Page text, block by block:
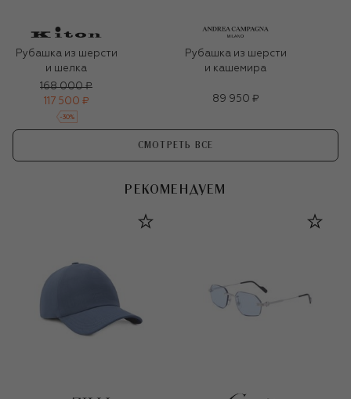
Рубашка из шерсти
и шелка
168 000 ₽
117 500 ₽
-30%
Рубашка из шерсти
и кашемира
89 950 ₽
СМОТРЕТЬ ВСЕ
РЕКОМЕНДУЕМ